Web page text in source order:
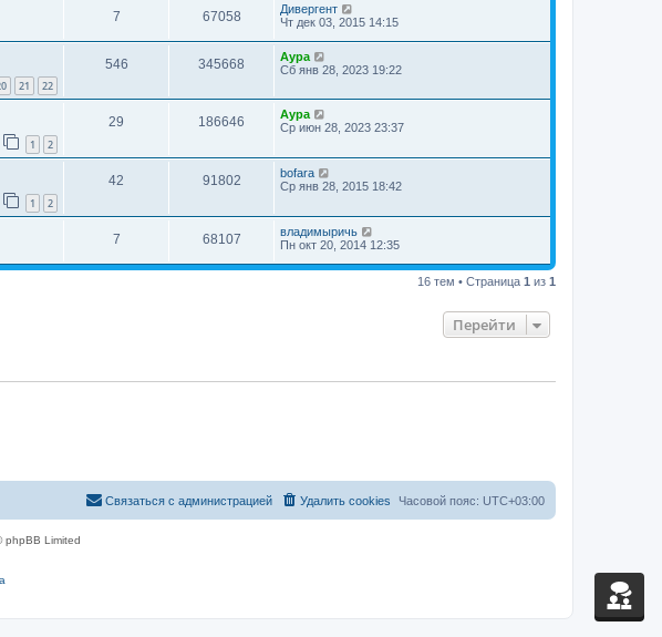
7 67058
Дивергент
Чт дек 03, 2015 14:15
21 22
546 345668
Аура
Сб янв 28, 2023 19:22
1 2
29 186646
Аура
Ср июн 28, 2023 23:37
1 2
42 91802
bofara
Ср янв 28, 2015 18:42
7 68107
владимыричь
Пн окт 20, 2014 12:35
16 тем • Страница 1 из 1
Перейти
Часовой пояс: UTC+03:00
Удалить cookies
Связаться с администрацией
phpBB Limited